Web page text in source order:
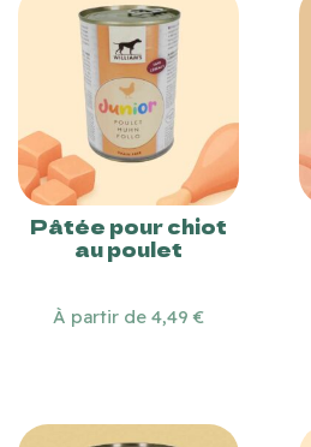
Pâtée pour chiot
au poulet
À partir de 4,49 €